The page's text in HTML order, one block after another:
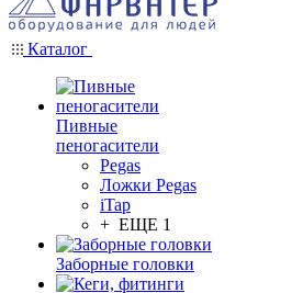
Каталог
Пивные
пеногасители
Pegas
Ложки Pegas
iTap
+ ЕЩЕ 1
Заборные головки